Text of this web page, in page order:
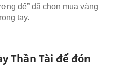
đế” đã chọn mua vàng
tay.
Thần Tài để đón